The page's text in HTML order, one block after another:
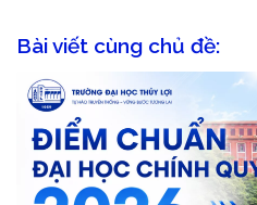
Bài viết cùng chủ đề: